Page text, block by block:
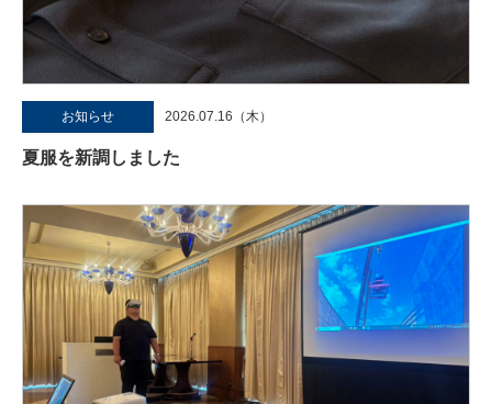
お知らせ 2026.07.16（木）
夏服を新調しました